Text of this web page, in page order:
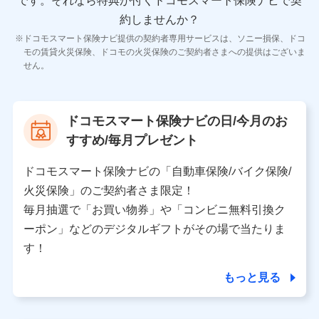
ビスに関してのお問い合わせ情報
各種お問い合わせに対応するため
当社のサービスに関する情報提供や、皆様に有用なお知らせ
をお送りするため
当社の対応品質向上やお問い合わせ内容の正確な把握のため
個人情報保護管理者の職名、連絡先
〒103-0013 東京都中央区日本橋人形町2-14-10 アー
バンネット日本橋ビル 3F
株式会社ドコモ・インシュアランス
個人情報の第三者提供について
約しませんか？
ドコモスマート保険ナビ提供の契約者専用サービスは、ソニー損保、ドコ
モの賃貸火災保険、ドコモの火災保険のご契約者さまへの提供はございま
せん。
ドコモスマート保険ナビの日/今月のお
すすめ/毎月プレゼント
ドコモスマート保険ナビの「自動車保険/バイク保険/
火災保険」のご契約者さま限定！
毎月抽選で「お買い物券」や「コンビニ無料引換ク
ーポン」などのデジタルギフトがその場で当たりま
す！
もっと見る